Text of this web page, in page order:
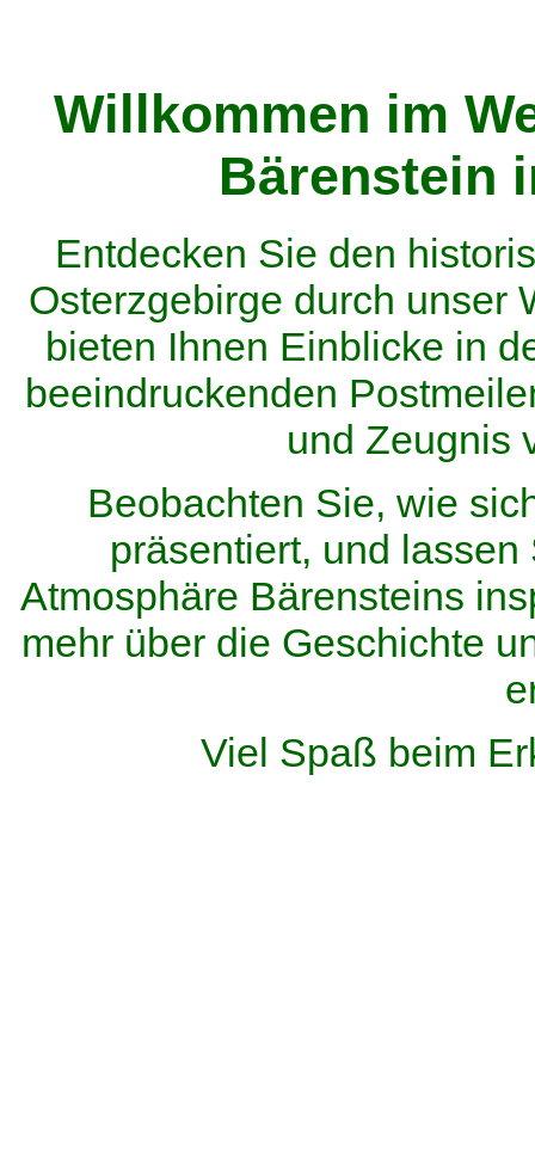
Willkommen im
Bärenstein
Entdecken Sie den
Osterzgebirge durch unser
bieten Ihnen Einblicke in
beeindruckenden
und Zeugnis
Beobachten Sie, wie
präsentiert, und
Atmosphäre Bärensteins
mehr über die Geschichte
Viel Spaß beim